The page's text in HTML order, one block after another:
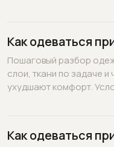
Как одеваться
Пошаговый разбор
слои, ткани по задаче
ухудшают комфорт.
Как одеваться